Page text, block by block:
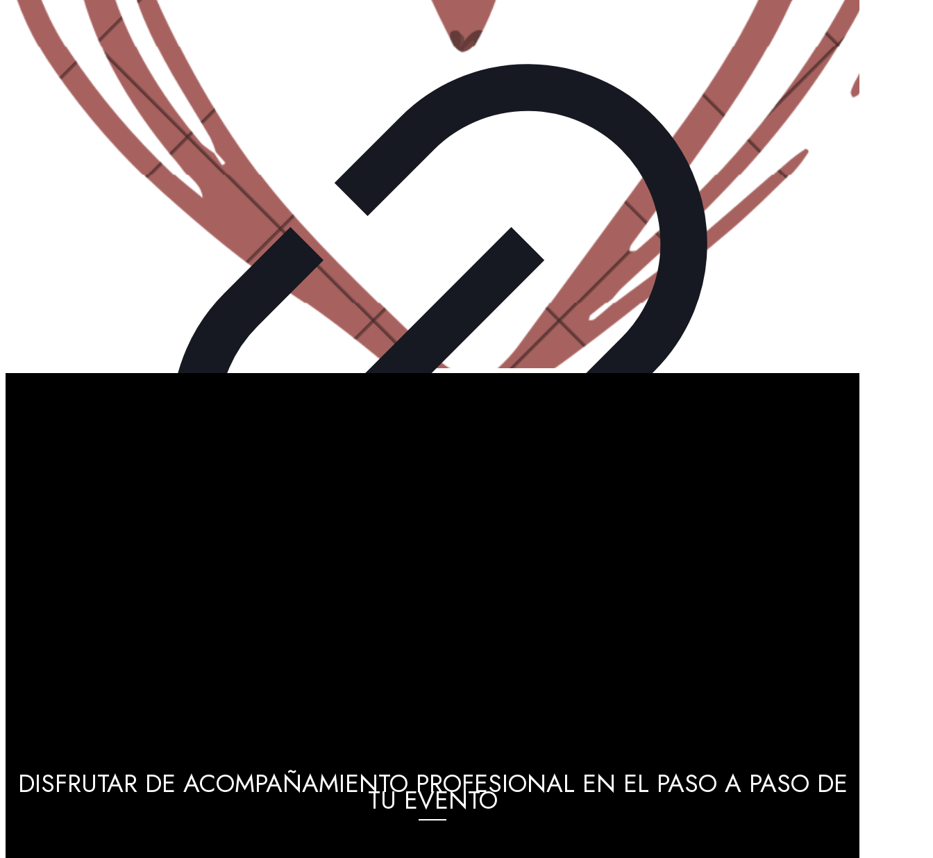
GRADUACIONES
DISFRUTAR DE ACOMPAÑAMIENTO PROFESIONAL EN EL PASO A PASO DE
TU EVENTO